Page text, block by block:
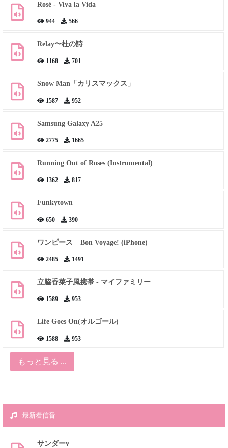
Rosé - Viva la Vida
944 566
Relay〜杜の詩
1168 701
Snow Man「カリスマックス」
1587 952
Samsung Galaxy A25
2775 1665
Running Out of Roses (Instrumental)
1362 817
Funkytown
650 390
ワンピース – Bon Voyage! (iPhone)
2485 1491
立脇香菜子風携帯 - マイファミリー
1589 953
Life Goes On(オルゴール)
1588 953
もっと見る ...
最新着信音
サンダーv